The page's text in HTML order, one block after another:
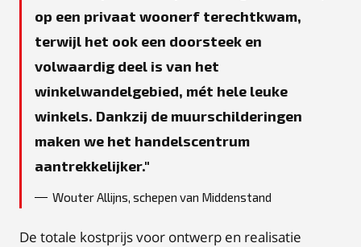
op een privaat woonerf terechtkwam,
terwijl het ook een doorsteek en
volwaardig deel is van het
winkelwandelgebied, mét hele leuke
winkels. Dankzij de muurschilderingen
maken we het handelscentrum
aantrekkelijker.
Wouter Allijns, schepen van Middenstand
De totale kostprijs voor ontwerp en realisatie